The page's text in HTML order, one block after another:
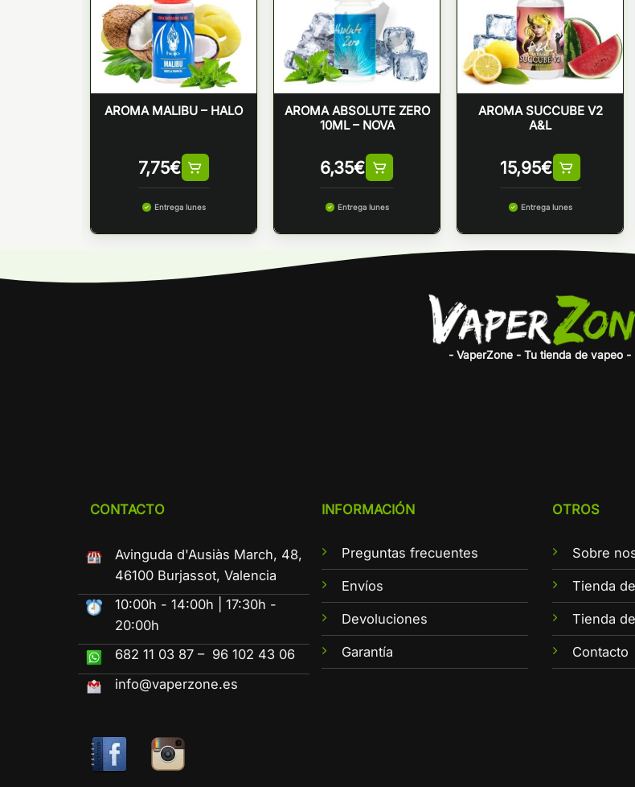
AROMA MALIBU – HALO
7,75€
Entrega lunes
AROMA ABSOLUTE ZERO
10ML – NOVA
6,35€
Entrega lunes
AROMA SUCCUBE V2
A&L
15,95€
Entrega lunes
- VaperZone - Tu tienda de vapeo -
CONTACTO
Avinguda d'Ausiàs March, 48,
46100 Burjassot, Valencia
10:00h - 14:00h | 17:30h -
20:00h
682 11 03 87 – 96 102 43 06
info@vaperzone.es
INFORMACIÓN
Preguntas frecuentes
Envíos
Devoluciones
Garantía
OTROS
Sobre
Tienda
Tienda
Contacto